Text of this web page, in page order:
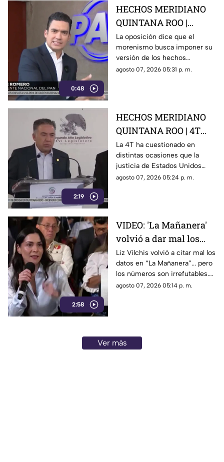
0:48
HECHOS MERIDIANO
QUINTANA ROO |
Oposición señala que el
morenismo quiere
imponer su versión de
los hechos usando la
La oposición dice que el
morenismo busca imponer su
versión de los hechos
mediante la censura, callar los
agosto 07, 2026 05:31 p. m.
2:19
HECHOS MERIDIANO
QUINTANA ROO | 4T
sigue cuestionando los
señalamientos de
E.E.U.U contra
narc0polít1c0s como
La 4T ha cuestionado en
distintas ocasiones que la
justicia de Estados Unidos
proceda contra presuntos
Rocha Moya, Enrique Inzunza y
otros funcionarios morenistas.
agosto 07, 2026 05:24 p. m.
2:58
VIDEO: 'La Mañanera'
volvió a dar mal los
datos: TV Azteca es el
medio tradicional con
mayor alcance y
credibilidad de México
Liz Vilchis volvió a citar mal los
datos en “La Mañanera”... pero
los números son irrefutables.
El estudio internacional de
evidencia, nadie puede.
agosto 07, 2026 05:14 p. m.
Ver más